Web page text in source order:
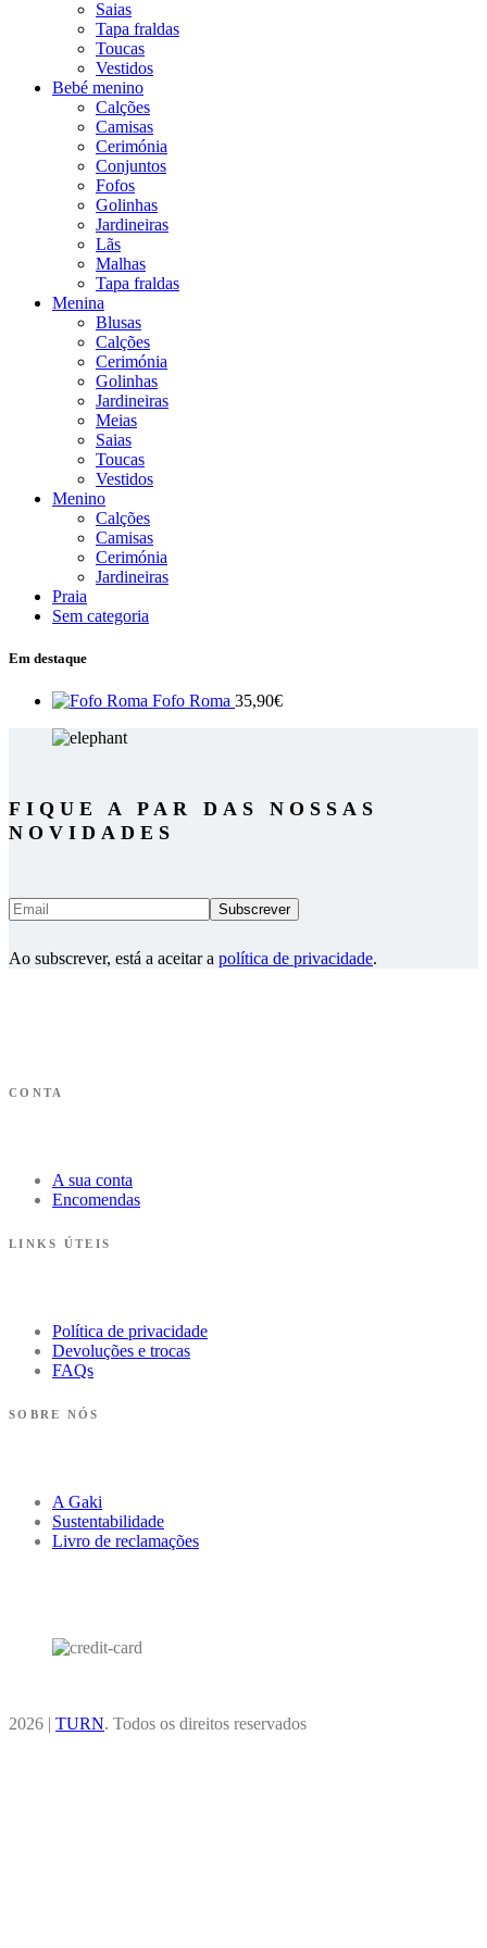
Saias
Tapa fraldas
Toucas
Vestidos
Bebé menino
Calções
Camisas
Cerimónia
Conjuntos
Fofos
Golinhas
Jardineiras
Lãs
Malhas
Tapa fraldas
Menina
Blusas
Calções
Cerimónia
Golinhas
Jardineiras
Meias
Saias
Toucas
Vestidos
Menino
Calções
Camisas
Cerimónia
Jardineiras
Praia
Sem categoria
Em destaque
Fofo Roma 35,90€
FIQUE A PAR DAS NOSSAS
NOVIDADES
Ao subscrever, está a aceitar a política de privacidade.
CONTA
A sua conta
Encomendas
LINKS ÚTEIS
Política de privacidade
Devoluções e trocas
FAQs
SOBRE NÓS
A Gaki
Sustentabilidade
Livro de reclamações
2026 | TURN. Todos os direitos reservados